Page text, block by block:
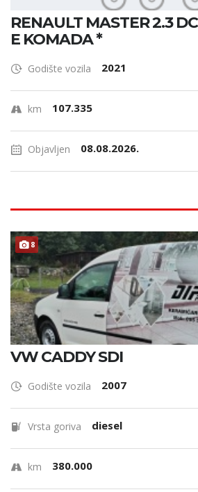
RENAULT MASTER 2.3
E KOMADA *
Godište vozila 2021
km 107.335
Objavljen 08.08.2026.
8
VW CADDY SDI
Godište vozila 2007
Vrsta goriva diesel
km 380.000